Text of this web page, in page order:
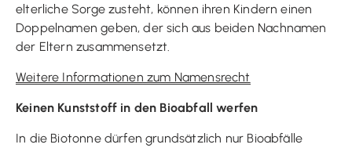
elterliche Sorge zusteht, können ihren Kindern einen
Doppelnamen geben, der sich aus beiden Nachnamen
der Eltern zusammensetzt.
Weitere Informationen zum Namensrecht
Keinen Kunststoff in den Bioabfall werfen
In die Biotonne dürfen grundsätzlich nur Bioabfälle